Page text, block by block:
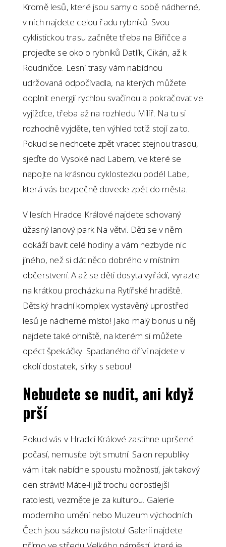
Kromě lesů, které jsou samy o sobě nádherné,
v nich najdete celou řadu rybníků. Svou
cyklistickou trasu začněte třeba na Biřičce a
projeďte se okolo rybníků Datlík, Cikán, až k
Roudničce. Lesní trasy vám nabídnou
udržovaná odpočívadla, na kterých můžete
doplnit energii rychlou svačinou a pokračovat ve
vyjížďce, třeba až na rozhledu Milíř. Na tu si
rozhodně vyjděte, ten výhled totiž stojí za to.
Pokud se nechcete zpět vracet stejnou trasou,
sjeďte do Vysoké nad Labem, ve které se
napojte na krásnou cyklostezku podél Labe,
která vás bezpečně dovede zpět do města.
V lesích Hradce Králové najdete schovaný
úžasný lanový park Na větvi. Děti se v něm
dokáží bavit celé hodiny a vám nezbyde nic
jiného, než si dát něco dobrého v místním
občerstvení. A až se děti dosyta vyřádí, vyrazte
na krátkou procházku na Rytířské hradiště.
Dětský hradní komplex vystavěný uprostřed
lesů je nádherné místo! Jako malý bonus u něj
najdete také ohniště, na kterém si můžete
opéct špekáčky. Spadaného dříví najdete v
okolí dostatek, sirky s sebou!
Nebudete se nudit, ani když
prší
Pokud vás v Hradci Králové zastihne upršené
počasí, nemusíte být smutní. Salon republiky
vám i tak nabídne spoustu možností, jak takový
den strávit! Máte-li již trochu odrostlejší
ratolesti, vezměte je za kulturou. Galerie
moderního umění nebo Muzeum východních
Čech jsou sázkou na jistotu! Galerii najdete